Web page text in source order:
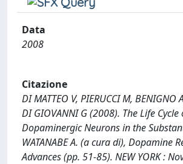
Data
2008
Citazione
DI MATTEO V, PIERUCCI M, BENIGNO
DI GIOVANNI G (2008). The Life Cycle
Dopaminergic Neurons in the
WATANABE A. (a cura di), Dopamine
Advances (pp. 51-85). NEW YORK :